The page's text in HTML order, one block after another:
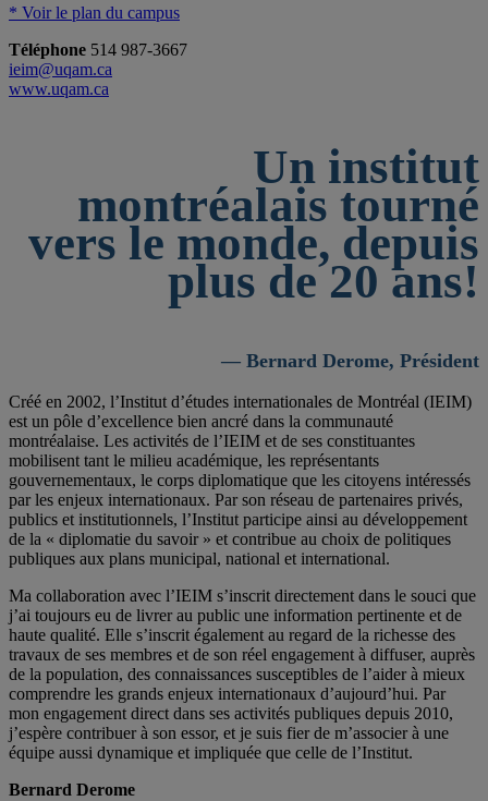
* Voir le plan du campus
Téléphone 514 987-3667
ieim@uqam.ca
www.uqam.ca
Un institut
montréalais tourné
vers le monde, depuis
plus de 20 ans!
— Bernard Derome, Président
Créé en 2002, l’Institut d’études internationales de Montréal (IEIM)
est un pôle d’excellence bien ancré dans la communauté
montréalaise. Les activités de l’IEIM et de ses constituantes
mobilisent tant le milieu académique, les représentants
gouvernementaux, le corps diplomatique que les citoyens intéressés
par les enjeux internationaux. Par son réseau de partenaires privés,
publics et institutionnels, l’Institut participe ainsi au développement
de la « diplomatie du savoir » et contribue au choix de politiques
publiques aux plans municipal, national et international.
Ma collaboration avec l’IEIM s’inscrit directement dans le souci que
j’ai toujours eu de livrer au public une information pertinente et de
haute qualité. Elle s’inscrit également au regard de la richesse des
travaux de ses membres et de son réel engagement à diffuser, auprès
de la population, des connaissances susceptibles de l’aider à mieux
comprendre les grands enjeux internationaux d’aujourd’hui. Par
mon engagement direct dans ses activités publiques depuis 2010,
j’espère contribuer à son essor, et je suis fier de m’associer à une
équipe aussi dynamique et impliquée que celle de l’Institut.
Bernard Derome